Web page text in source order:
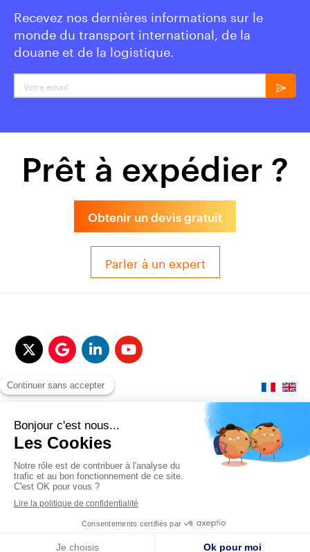
Recevez nos dernières informations sur le
monde du transport international, de la
douane et de la logistique.
Votre email
Prêt à expédier ?
Obtenir un devis gratuit
Parler à un expert
© 2017-2025 QUALITAIR&SEA Dimotrans Group. Tout droits réservés.